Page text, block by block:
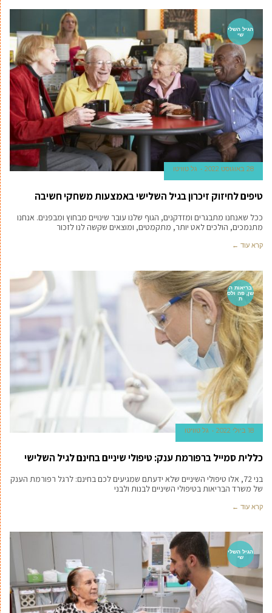
הגיל השלי
שי
28 באוגוסט 2022 גל טוויטו
טיפים לחיזוק זיכרון בגיל השלישי באמצעות משחקי חשיבה
ככל שאנחנו מתבגרים ומזדקנים, הגוף שלנו עובר שינויים מבחוץ ומבפנים. אנחנו
מתנמכים, הולכים לאט יותר, מתקמטים, ומוצאים שקשה לנו לזכור
קרא עוד ←
בריאות ה
שן, פה ולס
ת
18 ביולי 2022 גל טוויטו
כללית סמייל ברפורמת ענק: טיפולי שיניים בחינם לגיל השלישי
בני 72, אלו טיפולי השיניים שלא ידעתם שמגיעים לכם בחינם: לרגל רפורמת הענק
של משרד הבריאות בטיפולי השיניים לבנות ולבני
קרא עוד ←
הגיל השלי
שי